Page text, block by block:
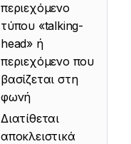
περιεχόμενο
τύπου «talking-
head» ή
περιεχόμενο που
βασίζεται στη
φωνή
Διατίθεται
αποκλειστικά